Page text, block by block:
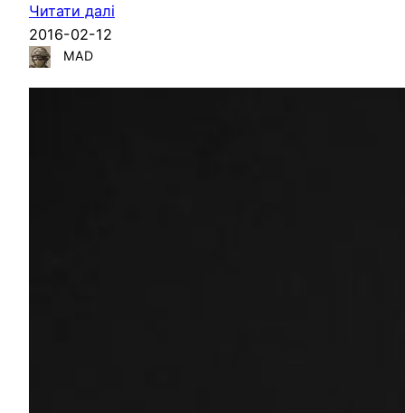
Читати далі
2016-02-12
MAD